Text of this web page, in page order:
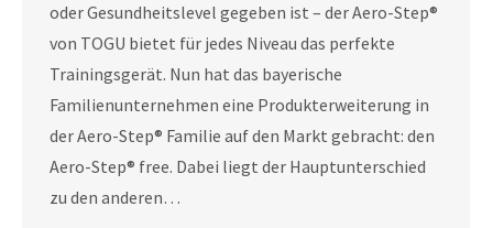
oder Gesundheitslevel gegeben ist – der Aero-Step®
von TOGU bietet für jedes Niveau das perfekte
Trainingsgerät. Nun hat das bayerische
Familienunternehmen eine Produkterweiterung in
der Aero-Step® Familie auf den Markt gebracht: den
Aero-Step® free. Dabei liegt der Hauptunterschied
zu den anderen…